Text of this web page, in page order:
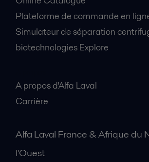
Plateforme de commande en
Simulateur de séparation
biotechnologies Explore
A propos d'Alfa Laval
Carrière
Alfa Laval France & Afrique du
l'Ouest